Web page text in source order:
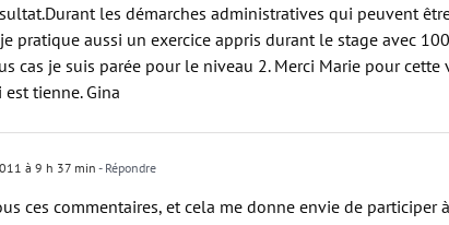
les démarches administratives qui peuvent
pratique aussi un exercice appris durant le stage avec
cas je suis parée pour le niveau 2. Merci Marie pour cette
tienne. Gina
à 9 h 37 min- Répondre
ces commentaires, et cela me donne envie de participer